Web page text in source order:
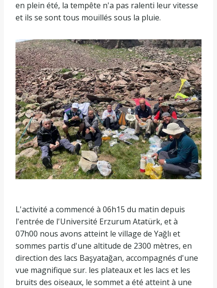
en plein été, la tempête n'a pas ralenti leur vitesse
et ils se sont tous mouillés sous la pluie.
L'activité a commencé à 06h15 du matin depuis
l'entrée de l'Université Erzurum Atatürk, et à
07h00 nous avons atteint le village de Yağlı et
sommes partis d'une altitude de 2300 mètres, en
direction des lacs Başyatağan, accompagnés d'une
vue magnifique sur. les plateaux et les lacs et les
bruits des oiseaux, le sommet a été atteint à une